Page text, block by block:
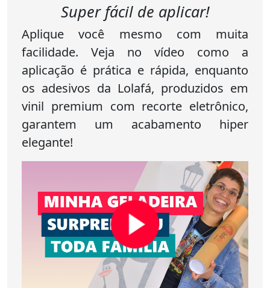
Super fácil de aplicar!
Aplique você mesmo com muita
facilidade. Veja no vídeo como a
aplicação é prática e rápida, enquanto
os adesivos da Lolafá, produzidos em
vinil premium com recorte eletrônico,
garantem um acabamento hiper
elegante!